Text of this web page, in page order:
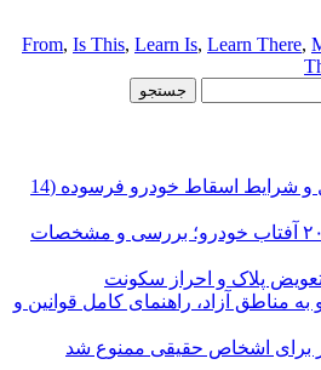
From, Is This, Learn Is, Learn There,
راهنمای کامل مراحل و شرایط اسقاط خودرو فرسوده (14
مزدا CX-30 مدل ۲۰۲۴ آفتاب خودرو؛ بررسی و مشخصات
پلاک و احراز سکونت
مناطق آزاد، راهنمای کامل قوانین و
برای اشخاص حقیقی ممنوع شد